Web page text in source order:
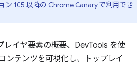
ン 105 以降の Chrome Canary で利用でき
レイヤ要素の概要、DevTools を使
ンテンツを可視化し、トップレイ